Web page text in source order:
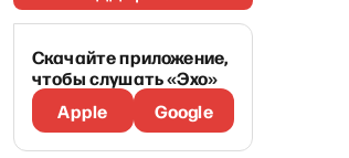
Скачайте приложение,
чтобы слушать «Эхо»
Apple
Google